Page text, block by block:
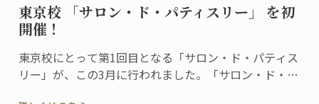
東京校 「サロン・ド・パティスリー」 を初
開催！
東京校にとって第1回目となる「サロン・ド・パティス
リー」が、この3月に行われました。「サロン・ド・パ